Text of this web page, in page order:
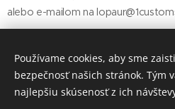
alebo e-mailom na
1. Customs Agency s.r.o.,
Používame cookies, aby sme
bezpečnosť našich stránok. Tým
najlepšiu skúsenosť z ich